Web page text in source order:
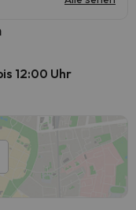
12:00 Uhr